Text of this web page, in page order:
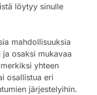
löytyy sinulle
mahdollisuuksia
osaksi mukavaa
yhteen
osallistua eri
järjestelyihin.